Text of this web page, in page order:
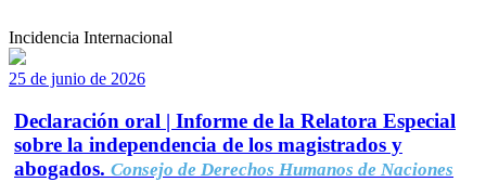
Incidencia Internacional
25 de junio de 2026
Declaración oral | Informe de la Relatora Especial
sobre la independencia de los magistrados y
abogados. Consejo de Derechos Humanos de Naciones